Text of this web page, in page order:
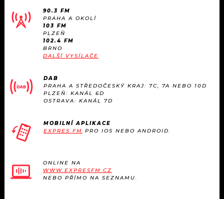
90.3 FM
PRAHA A OKOLÍ
103 FM
PLZEŇ
102.4 FM
BRNO
DALŠÍ VYSÍLAČE
DAB
PRAHA A STŘEDOČESKÝ KRAJ: 7C, 7A NEBO 10D
PLZEŇ: KANÁL 6D
OSTRAVA: KANÁL 7D
MOBILNÍ APLIKACE
EXPRES FM PRO IOS NEBO ANDROID.
ONLINE NA
WWW.EXPRESFM.CZ
NEBO PŘÍMO NA SEZNAMU.